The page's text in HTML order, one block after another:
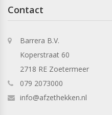
Contact
Barrera B.V.
Koperstraat 60
2718 RE Zoetermeer
079 2073000
info@afzethekken.nl